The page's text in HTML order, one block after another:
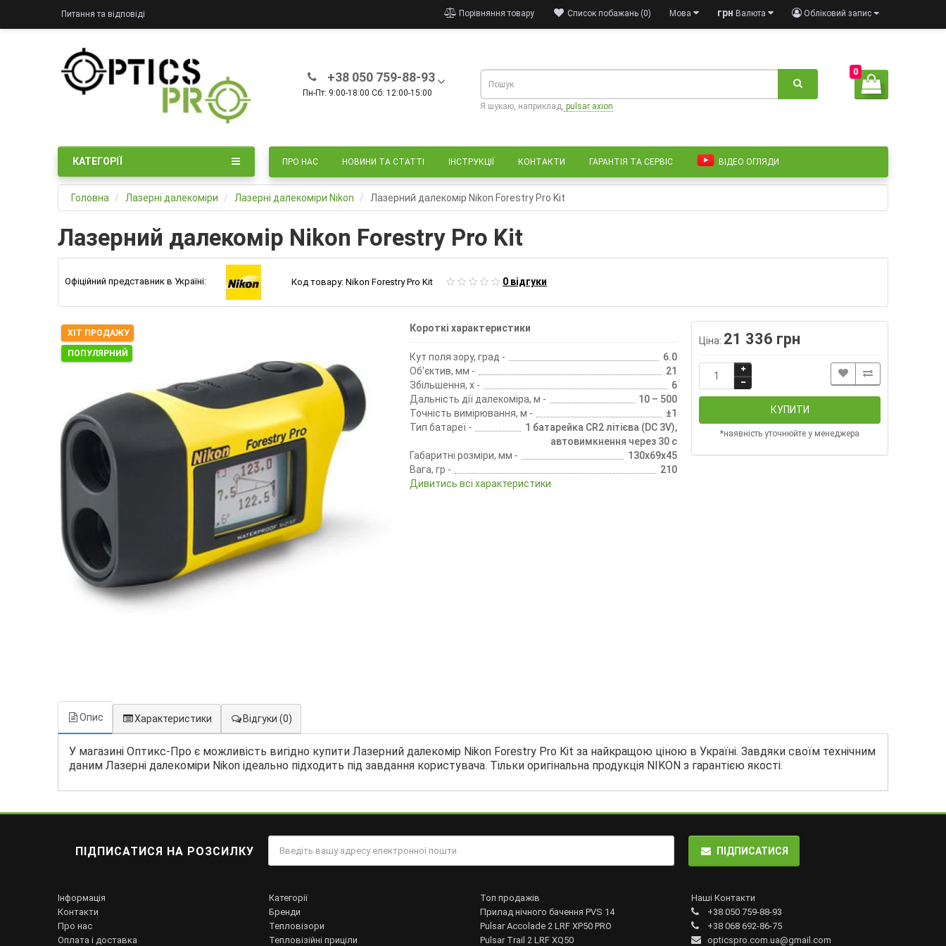
Питання та відповіді Обліковий запис
грн Валюта
Мова
Список побажань (0)
Порівняння товару
+38 050 759-88-93
Пн-Пт: 9:00-18:00 Сб: 12:00-15:00
0
Я шукаю, наприклад, pulsar axion
ПРО НАС НОВИНИ ТА СТАТТІ ІНСТРУКЦІЇ КОНТАКТИ ГАРАНТІЯ ТА СЕРВІС ВІДЕО ОГЛЯДИ
КАТЕГОРІЇ
Головна Лазерні далекоміри Лазерні далекоміри Nikon Лазерний далекомір Nikon Forestry Pro Kit
Лазерний далекомір Nikon Forestry Pro Kit
Офіційний представник в Україні: Код товару: Nikon Forestry Pro Kit 0 відгуки
ХІТ ПРОДАЖУ
ПОПУЛЯРНИЙ
Короткі характеристики
Кут поля зору, град -
6.0
Об'єктив, мм -
21
Збільшення, х -
6
Дальність дії далекоміра, м -
10 – 500
Точність вимірювання, м -
±1
Тип батареї -
1 батарейка CR2 літієва (DC 3V),
автовимкнення через 30 с
Габаритні розміри, мм -
130x69x45
Вага, гр -
210
Дивитись всі характеристики
Ціна: 21 336 грн
КУПИТИ
*наявність уточнюйте у менеджера
Опис Характеристики Відгуки (0)
У магазині Оптикс-Про є можливість вигідно купити Лазерний далекомір Nikon Forestry Pro Kit за найкращою ціною в Україні. Завдяки своїм технічним
даним Лазерні далекоміри Nikon ідеально підходить під завдання користувача. Тільки оригінальна продукція NIKON з гарантією якості.
ПІДПИСАТИСЯ НА РОЗСИЛКУ ПІДПИСАТИСЯ
Інформація
Контакти
Про нас
Оплата і доставка
Категорії
Бренди
Тепловізори
Тепловізійні приціли
Топ продажів
Прилад нічного бачення PVS 14
Pulsar Accolade 2 LRF XP50 PRO
Pulsar Trail 2 LRF XQ50
Наші Контакти
+38 050 759-88-93
+38 068 692-86-75
opticspro.com.ua@gmail.com